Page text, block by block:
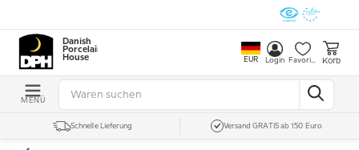
Danish
Porcelain
House
EUR Login Favoriten Korb
MENÜ
Schnelle Lieferung Versand GRATIS ab 150 Euro